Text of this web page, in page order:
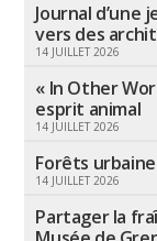
Journal
vers des
14 JUILLET 2026
« In Other
esprit animal
14 JUILLET 2026
Forêts
14 JUILLET 2026
Partager la